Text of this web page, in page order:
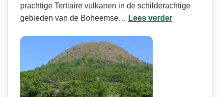
prachtige Tertiaire vulkanen in de schilderachtige
gebieden van de Boheemse… Lees verder